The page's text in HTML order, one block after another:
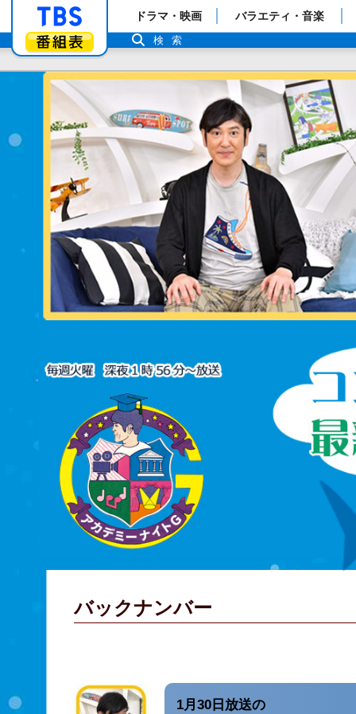
「TBSテレビ」トップページ
番組表
ドラマ・映画 バラエティ・音楽
検索
バックナンバー
1月30日放送の